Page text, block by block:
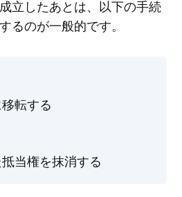
立したあとは、以下の手続
るのが一般的です。
転する
当権を抹消する